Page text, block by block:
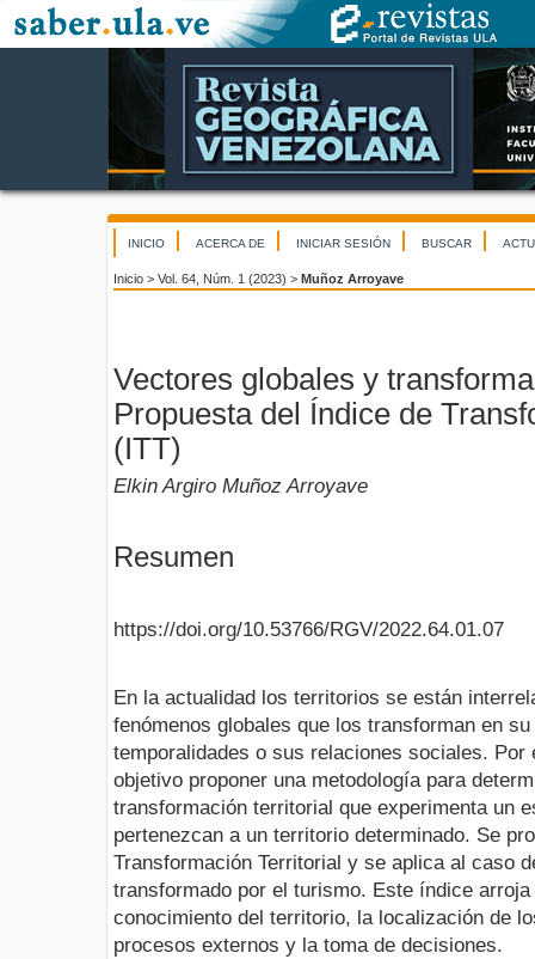
INICIO ACERCA DE INICIAR SESIÓN BUSCAR
Inicio > Vol. 64, Núm. 1 (2023) > Muñoz Arroyave
Vectores globales y
Propuesta del Índice de
(ITT)
Elkin Argiro Muñoz Arroyave
Resumen
https://doi.org/10.53766/RGV/2022.64.01.07
En la actualidad los territorios se están
fenómenos globales que los transforman en
temporalidades o sus relaciones sociales.
objetivo proponer una metodología para
transformación territorial que experimenta un
pertenezcan a un territorio determinado. Se
Transformación Territorial y se aplica al caso
transformado por el turismo. Este índice
conocimiento del territorio, la localización de
procesos externos y la toma de decisiones.